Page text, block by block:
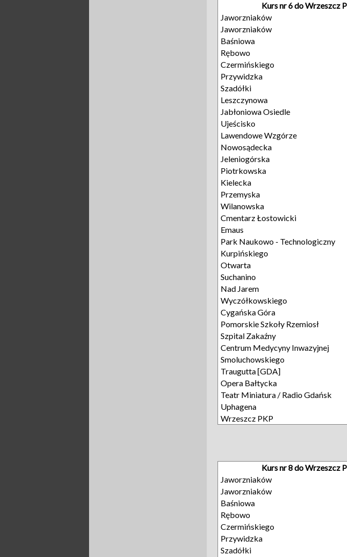
Kurs nr 6 do Wrzeszcz
Jaworzniaków
Jaworzniaków
Baśniowa
Rębowo
Czermińskiego
Przywidzka
Szadółki
Leszczynowa
Jabłoniowa Osiedle
Ujeścisko
Lawendowe Wzgórze
Nowosądecka
Jeleniogórska
Piotrkowska
Kielecka
Przemyska
Wilanowska
Cmentarz Łostowicki
Emaus
Park Naukowo - Technologiczny
Kurpińskiego
Otwarta
Suchanino
Nad Jarem
Wyczółkowskiego
Cygańska Góra
Pomorskie Szkoły Rzemiosł
Szpital Zakaźny
Centrum Medycyny Inwazyjnej
Smoluchowskiego
Traugutta [GDA]
Opera Bałtycka
Teatr Miniatura / Radio Gdańsk
Uphagena
Wrzeszcz PKP
Kurs nr 8 do Wrzeszcz
Jaworzniaków
Jaworzniaków
Baśniowa
Rębowo
Czermińskiego
Przywidzka
Szadółki